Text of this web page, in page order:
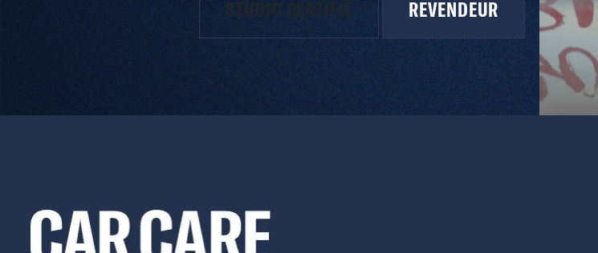
STUDIO CERTIFIÉ REVENDEUR